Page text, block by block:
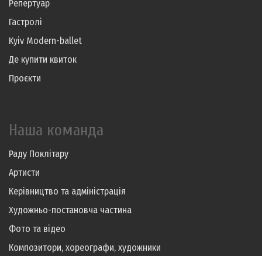
Репертуар
Гастролі
Kyiv Modern-ballet
Де купити квиток
Проєкти
Наша команда
Раду Поклітару
Артисти
Керівництво та адміністрація
Художньо-постановча частина
Фото та відео
Композитори, хореографи, художники